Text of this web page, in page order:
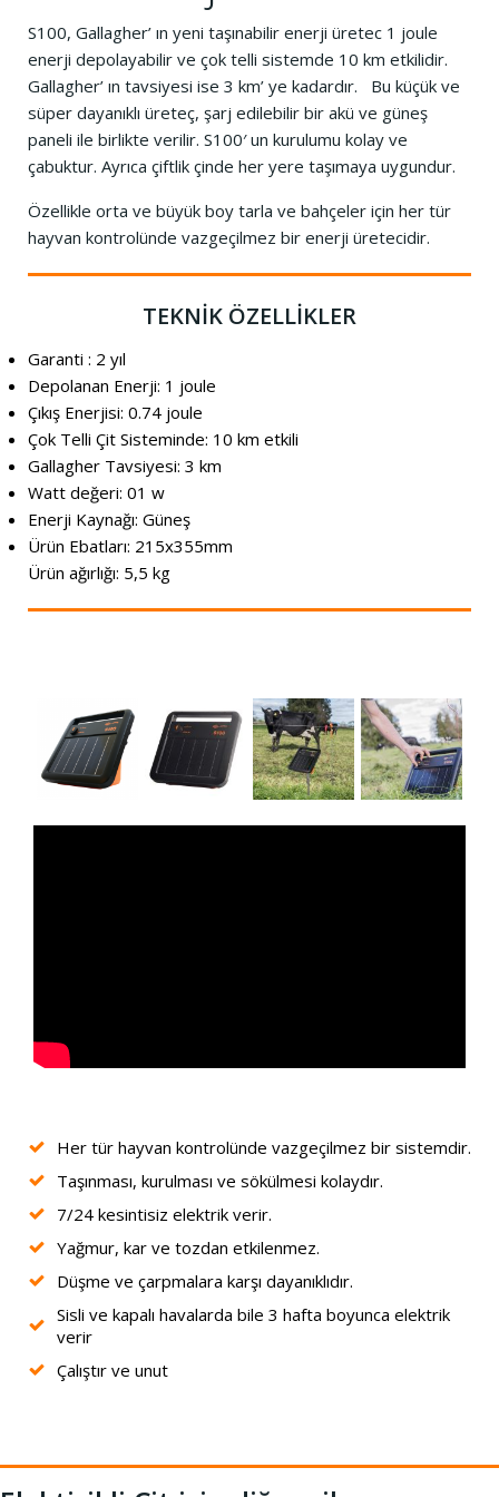
S100, Gallagher’ ın yeni taşınabilir enerji üretec 1 joule
enerji depolayabilir ve çok telli sistemde 10 km etkilidir.
Gallagher’ ın tavsiyesi ise 3 km’ ye kadardır. Bu küçük ve
süper dayanıklı üreteç, şarj edilebilir bir akü ve güneş
paneli ile birlikte verilir. S100′ un kurulumu kolay ve
çabuktur. Ayrıca çiftlik çinde her yere taşımaya uygundur.
Özellikle orta ve büyük boy tarla ve bahçeler için her tür
hayvan kontrolünde vazgeçilmez bir enerji üretecidir.
TEKNİK ÖZELLİKLER
Garanti : 2 yıl
Depolanan Enerji: 1 joule
Çıkış Enerjisi: 0.74 joule
Çok Telli Çit Sisteminde: 10 km etkili
Gallagher Tavsiyesi: 3 km
Watt değeri: 01 w
Enerji Kaynağı: Güneş
Ürün Ebatları: 215x355mm
Ürün ağırlığı: 5,5 kg
Her tür hayvan kontrolünde vazgeçilmez bir sistemdir.
Taşınması, kurulması ve sökülmesi kolaydır.
7/24 kesintisiz elektrik verir.
Yağmur, kar ve tozdan etkilenmez.
Düşme ve çarpmalara karşı dayanıklıdır.
Sisli ve kapalı havalarda bile 3 hafta boyunca elektrik
verir
Çalıştır ve unut